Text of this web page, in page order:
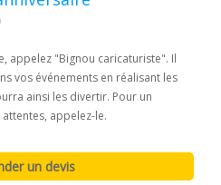
appelez "Bignou caricaturiste". Il
vos événements en réalisant les
ainsi les divertir. Pour un
appelez-le.